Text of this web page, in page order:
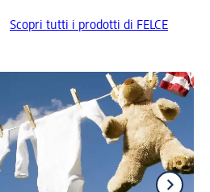
Scopri tutti i prodotti di FELCE